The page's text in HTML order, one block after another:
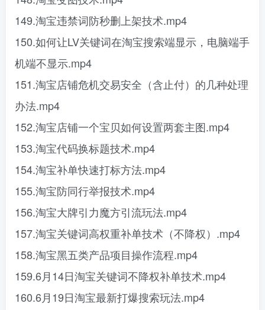
149.淘宝违禁词防秒删上架技术.mp4
150.如何让LV关键词在淘宝搜索端显示，电脑端手
机端不显示.mp4
151.淘宝店铺危机交易安全（含止付）的几种处理
办法.mp4
152.淘宝店铺一个宝贝如何设置两套主图.mp4
153.淘宝代码换标题技术.mp4
154.淘宝补单快速打标方法.mp4
155.淘宝防同行举报技术.mp4
156.淘宝大牌引力魔方引流玩法.mp4
157.淘宝关键词高权重补单技术（不降权）.mp4
158.淘宝黑五类产品项目操作流程.mp4
159.6月14日淘宝关键词不降权补单技术.mp4
160.6月19日淘宝最新打爆搜索玩法.mp4